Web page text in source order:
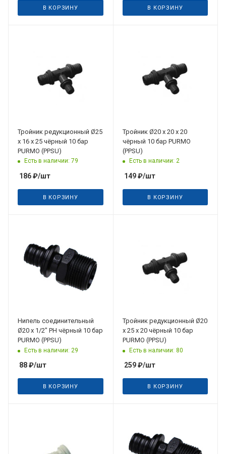
В КОРЗИНУ В КОРЗИНУ
Тройник редукционный Ø25
х 16 х 25 чёрный 10 бар
PURMO (PPSU)
Есть в наличии: 79
186₽/шт
В КОРЗИНУ
Тройник Ø20 х 20 х 20
чёрный 10 бар PURMO
(PPSU)
Есть в наличии: 2
149₽/шт
В КОРЗИНУ
Нипель соединительный
Ø20 х 1/2" РН чёрный 10 бар
PURMO (PPSU)
Есть в наличии: 29
88₽/шт
В КОРЗИНУ
Тройник редукционный Ø20
х 25 х 20 чёрный 10 бар
PURMO (PPSU)
Есть в наличии: 80
259₽/шт
В КОРЗИНУ